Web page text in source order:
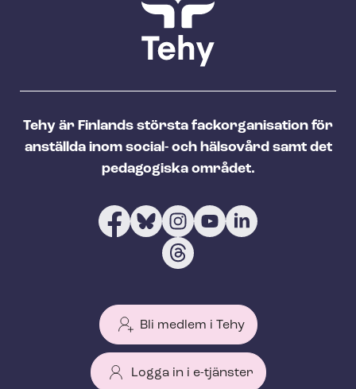
Tehy är Finlands största fackorganisation för
anställda inom social- och hälsovård samt det
pedagogiska området.
Bli medlem i Tehy
Logga in i e-tjänster